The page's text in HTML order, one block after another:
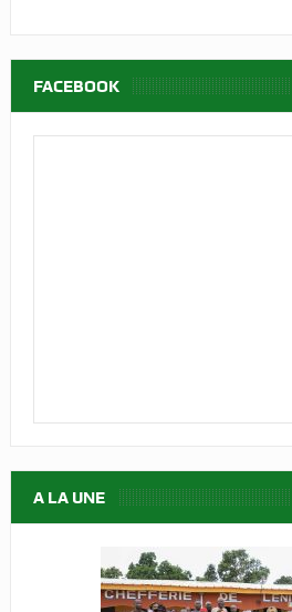
FACEBOOK
A LA UNE